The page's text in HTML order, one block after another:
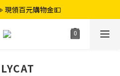
現領百元購物金💵